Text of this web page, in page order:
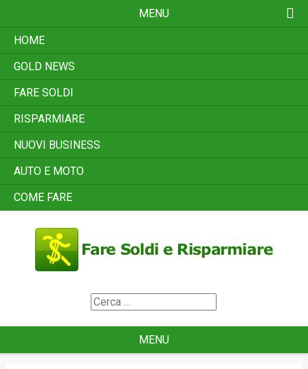
content
MENU
HOME
GOLD NEWS
FARE SOLDI
RISPARMIARE
NUOVI BUSINESS
AUTO E MOTO
COME FARE
Search
for
MENU